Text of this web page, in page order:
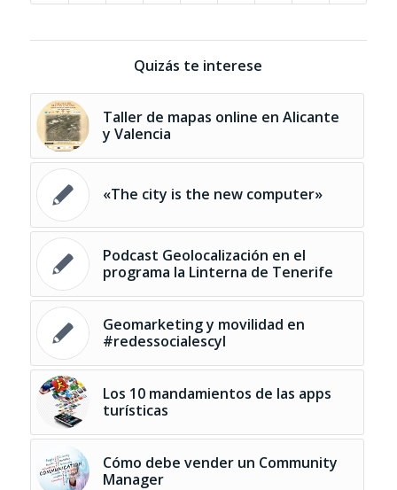
Quizás te interese
Taller de mapas online en Alicante
y Valencia
«The city is the new computer»
Podcast Geolocalización en el
programa la Linterna de Tenerife
Geomarketing y movilidad en
#redessocialescyl
Los 10 mandamientos de las apps
turísticas
Cómo debe vender un Community
Manager